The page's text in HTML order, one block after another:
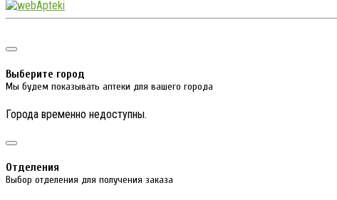
Выберите город
Мы будем показывать аптеки для вашего города
Города временно недоступны.
Отделения
Выбор отделения для получения заказа